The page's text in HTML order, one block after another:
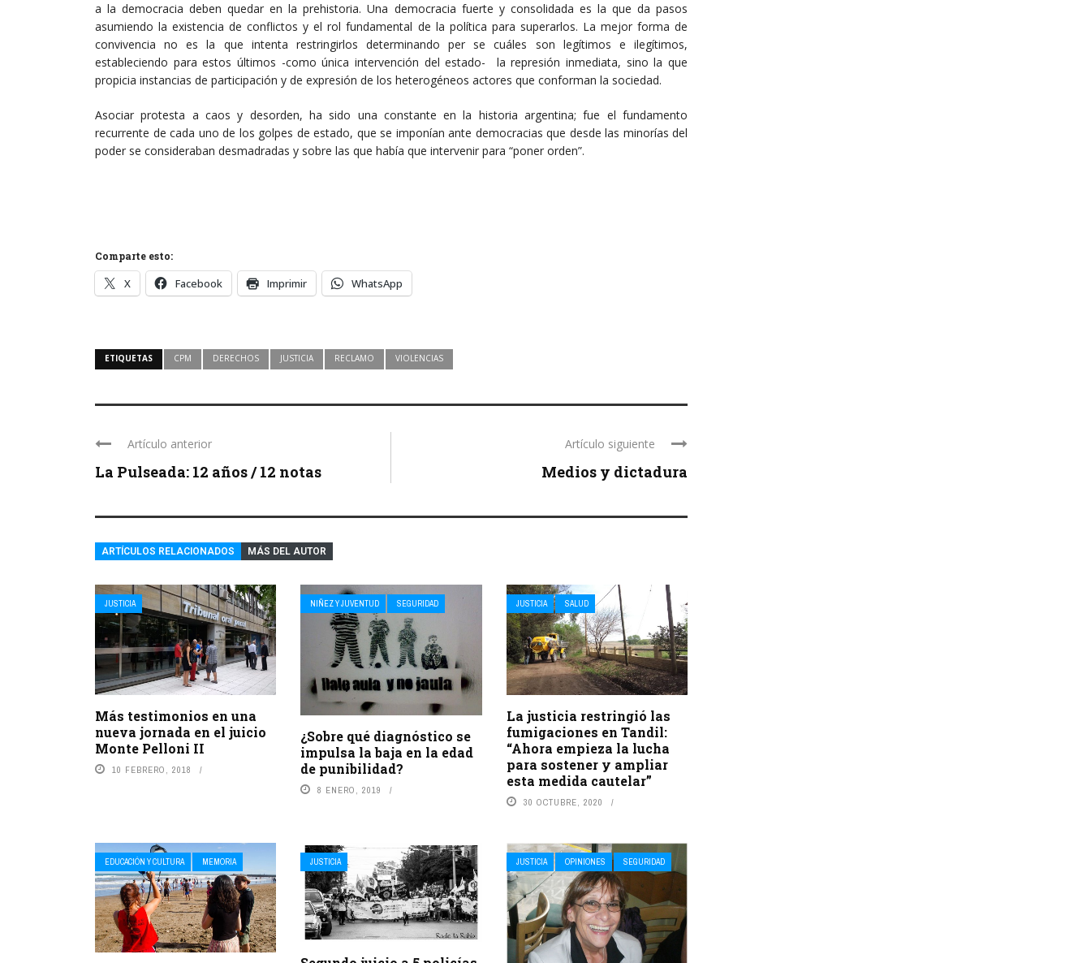
a la democracia deben quedar en la prehistoria. Una democracia fuerte y consolidada es la que da pasos
asumiendo la existencia de conflictos y el rol fundamental de la política para superarlos. La mejor forma de
convivencia no es la que intenta restringirlos determinando per se cuáles son legítimos e ilegítimos,
estableciendo para estos últimos -como única intervención del estado- la represión inmediata, sino la que
propicia instancias de participación y de expresión de los heterogéneos actores que conforman la sociedad.
Asociar protesta a caos y desorden, ha sido una constante en la historia argentina; fue el fundamento
recurrente de cada uno de los golpes de estado, que se imponían ante democracias que desde las minorías del
poder se consideraban desmadradas y sobre las que había que intervenir para “poner orden”.
Comparte esto:
X Facebook Imprimir WhatsApp
ETIQUETAS CPM DERECHOS JUSTICIA RECLAMO VIOLENCIAS
Artículo anterior
La Pulseada: 12 años / 12 notas
Artículo siguiente
Medios y dictadura
ARTÍCULOS RELACIONADOS MÁS DEL AUTOR
JUSTICIA
Más testimonios en una
nueva jornada en el juicio
Monte Pelloni II
10 FEBRERO, 2018
NIÑEZ Y JUVENTUD SEGURIDAD
¿Sobre qué diagnóstico se
impulsa la baja en la edad
de punibilidad?
8 ENERO, 2019
JUSTICIA SALUD
La justicia restringió las
fumigaciones en Tandil:
“Ahora empieza la lucha
para sostener y ampliar
esta medida cautelar”
30 OCTUBRE, 2020
EDUCACIÓN Y CULTURA MEMORIA JUSTICIA JUSTICIA OPINIONES SEGURIDAD